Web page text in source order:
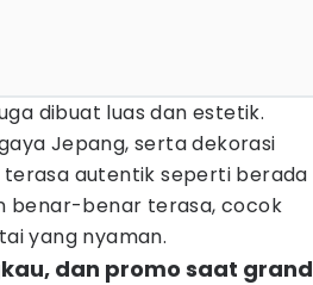
dibuat luas dan estetik.
Jepang, serta dekorasi
autentik seperti berada
benar-benar terasa, cocok
yang nyaman.
dan promo saat grand